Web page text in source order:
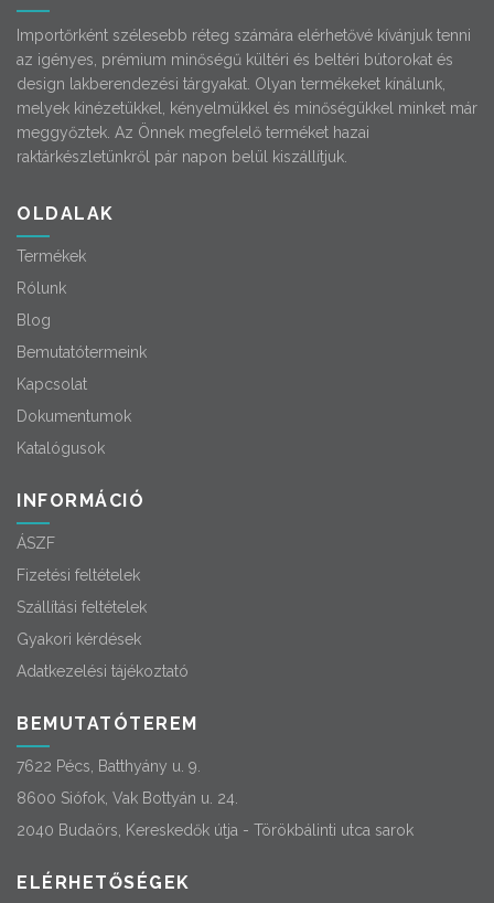
Importőrként szélesebb réteg számára elérhetővé kívánjuk tenni
az igényes, prémium minőségű kültéri és beltéri bútorokat és
design lakberendezési tárgyakat. Olyan termékeket kínálunk,
melyek kinézetükkel, kényelmükkel és minőségükkel minket már
meggyőztek. Az Önnek megfelelő terméket hazai
raktárkészletünkről pár napon belül kiszállítjuk.
OLDALAK
Termékek
Rólunk
Blog
Bemutatótermeink
Kapcsolat
Dokumentumok
Katalógusok
INFORMÁCIÓ
ÁSZF
Fizetési feltételek
Szállítási feltételek
Gyakori kérdések
Adatkezelési tájékoztató
BEMUTATÓTEREM
7622 Pécs, Batthyány u. 9.
8600 Siófok, Vak Bottyán u. 24.
2040 Budaörs, Kereskedők útja - Törökbálinti utca sarok
ELÉRHETŐSÉGEK